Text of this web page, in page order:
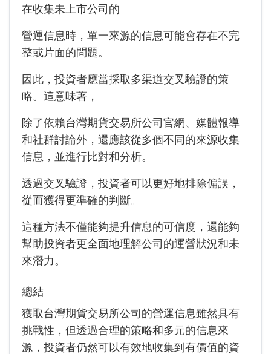
在收集未上市公司的
營運信息時，單一來源的信息可能會存在不完
整或片面的問題。
因此，投資者應當採取多渠道交叉驗證的策
略。這意味著，
除了依賴台灣期貨交易所公司官網、媒體報導
和社群討論外，還應該從多個不同的來源收集
信息，並進行比對和分析。
透過交叉驗證，投資者可以更好地排除偏誤，
從而獲得更準確的判斷。
這種方法不僅能夠提升信息的可信度，還能夠
幫助投資者更全面地理解公司的運營狀況和未
來潛力。
總結
獲取台灣期貨交易所公司的營運信息雖然具有
挑戰性，但透過合理的策略和多元的信息來
源，投資者仍然可以有效地收集到有價值的資